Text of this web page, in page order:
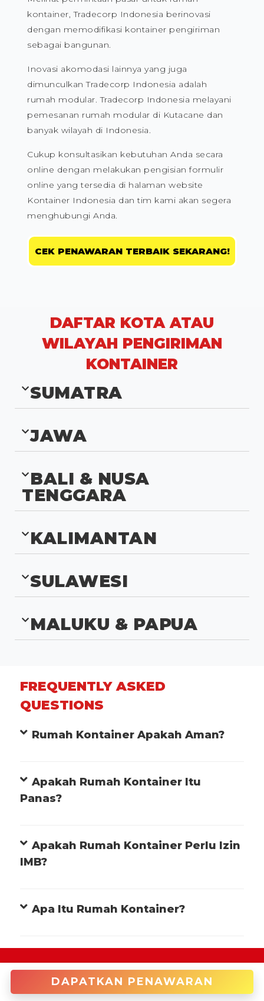
DAPATKAN PENAWARAN
kontainer, Tradecorp Indonesia berinovasi
dengan memodifikasi kontainer pengiriman
sebagai bangunan.
Inovasi akomodasi lainnya yang juga
dimunculkan Tradecorp Indonesia adalah
rumah modular. Tradecorp Indonesia melayani
pemesanan rumah modular di Kutacane dan
banyak wilayah di Indonesia.
Cukup konsultasikan kebutuhan Anda secara
online dengan melakukan pengisian formulir
online yang tersedia di halaman website
Kontainer Indonesia dan tim kami akan segera
menghubungi Anda.
CEK PENAWARAN TERBAIK SEKARANG!
DAFTAR KOTA ATAU
WILAYAH PENGIRIMAN
KONTAINER
SUMATRA
JAWA
BALI & NUSA
TENGGARA
KALIMANTAN
SULAWESI
MALUKU & PAPUA
FREQUENTLY ASKED
QUESTIONS
Rumah Kontainer Apakah Aman?
Apakah Rumah Kontainer Itu
Panas?
Apakah Rumah Kontainer Perlu Izin
IMB?
Apa Itu Rumah Kontainer?
+622122946966 (Cakung)
enquiries@tradecorp.co.id